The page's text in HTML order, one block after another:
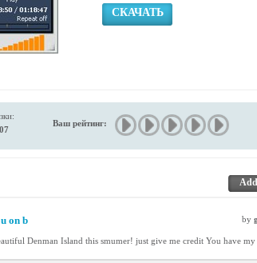
СКАЧАТЬ
Ваш рейтинг:
on b by
Denman Island this smumer! just give me credit You have my